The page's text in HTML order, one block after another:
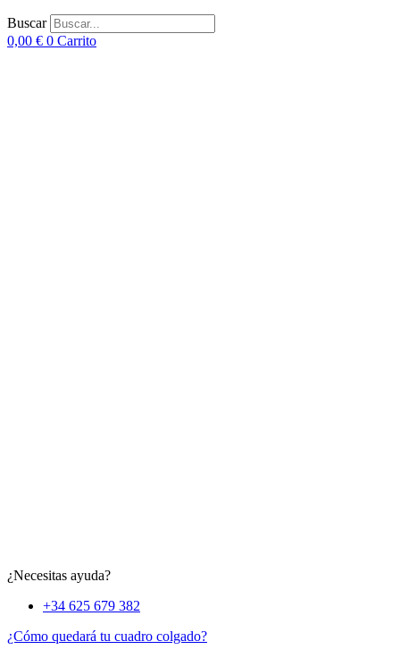
Buscar
0,00 € 0 Carrito
¿Necesitas ayuda?
+34 625 679 382
¿Cómo quedará tu cuadro colgado?